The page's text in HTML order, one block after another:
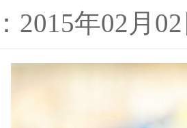
2015年02月